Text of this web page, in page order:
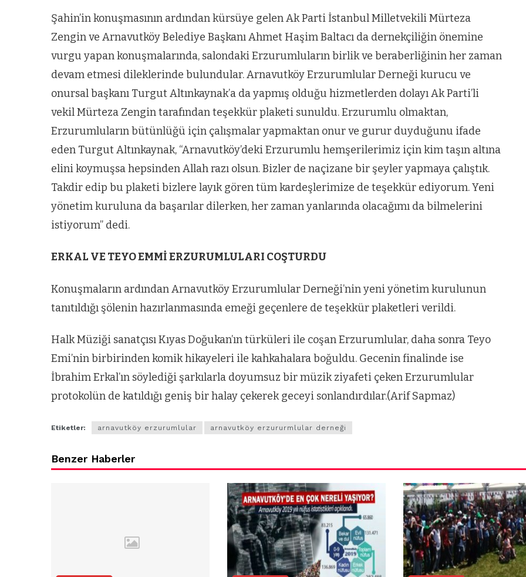
Şahin’in konuşmasının ardından kürsüye gelen Ak Parti İstanbul Milletvekili Mürteza
Zengin ve Arnavutköy Belediye Başkanı Ahmet Haşim Baltacı da dernekçiliğin önemine
vurgu yapan konuşmalarında, salondaki Erzurumluların birlik ve beraberliğinin her zaman
devam etmesi dileklerinde bulundular. Arnavutköy Erzurumlular Derneği kurucu ve
onursal başkanı Turgut Altınkaynak’a da yapmış olduğu hizmetlerden dolayı Ak Parti’li
vekil Mürteza Zengin tarafından teşekkür plaketi sunuldu. Erzurumlu olmaktan,
Erzurumluların bütünlüğü için çalışmalar yapmaktan onur ve gurur duyduğunu ifade
eden Turgut Altınkaynak, “Arnavutköy’deki Erzurumlu hemşerilerimiz için kim taşın altına
elini koymuşsa hepsinden Allah razı olsun. Bizler de naçizane bir şeyler yapmaya çalıştık.
Takdir edip bu plaketi bizlere layık gören tüm kardeşlerimize de teşekkür ediyorum. Yeni
yönetim kuruluna da başarılar dilerken, her zaman yanlarında olacağımı da bilmelerini
istiyorum” dedi.
ERKAL VE TEYO EMMİ ERZURUMLULARI COŞTURDU
Konuşmaların ardından Arnavutköy Erzurumlular Derneği’nin yeni yönetim kurulunun
tanıtıldığı şölenin hazırlanmasında emeği geçenlere de teşekkür plaketleri verildi.
Halk Müziği sanatçısı Kıyas Doğukan’ın türküleri ile coşan Erzurumlular, daha sonra Teyo
Emi’nin birbirinden komik hikayeleri ile kahkahalara boğuldu. Gecenin finalinde ise
İbrahim Erkal’ın söylediği şarkılarla doyumsuz bir müzik ziyafeti çeken Erzurumlular
protokolün de katıldığı geniş bir halay çekerek geceyi sonlandırdılar.(Arif Sapmaz)
Etiketler: arnavutköy erzurumlular arnavutköy erzururmlular derneği
alev yandı.
Benzer Haberler